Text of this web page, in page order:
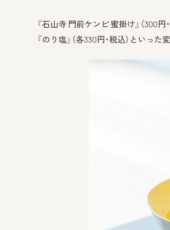
『石山寺 門前ケンピ 蜜掛け』（300
『のり塩』（各330円・税込）といった